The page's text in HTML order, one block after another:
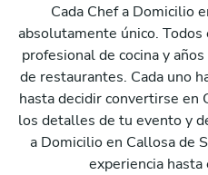
Cada Chef a Domicilio
absolutamente único.
profesional de cocina y
de restaurantes. Cada uno
hasta decidir convertirse en
los detalles de tu evento y
a Domicilio en Callosa de
experiencia